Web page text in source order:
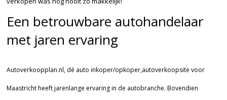
Een betrouwbare autohandelaar
met jaren ervaring
Autoverkoopplan.nl, dé auto inkoper/opkoper,autoverkoopsite voor
Maastricht heeft jarenlange ervaring in de autobranche. Bovendien